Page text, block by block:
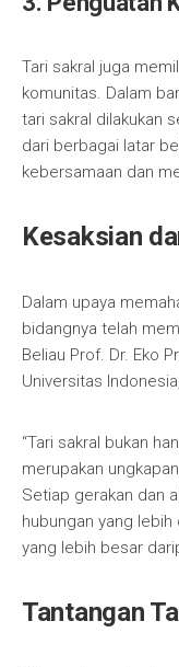
Tari sakral juga
komunitas. Dalam
tari sakral dilakukan
dari berbagai latar
kebersamaan dan
Kesaksian
Dalam upaya
bidangnya telah
Beliau Prof. Dr. Eko
Universitas
“Tari sakral bukan
merupakan
Setiap gerakan dan
hubungan yang
yang lebih besar
Tantangan